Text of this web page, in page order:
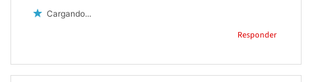
Cargando...
Responder